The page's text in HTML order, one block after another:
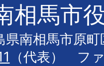
相馬市
南相馬市原町
（代表） フ